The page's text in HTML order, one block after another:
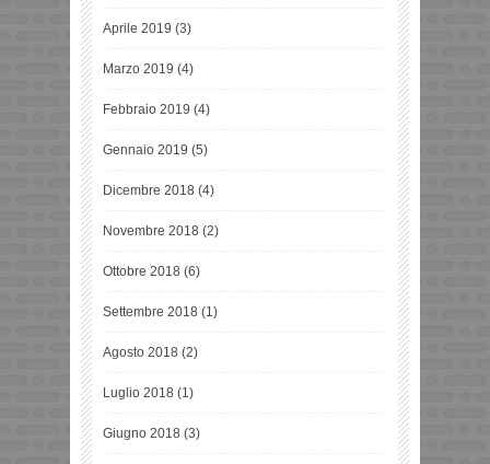
Aprile 2019 (3)
Marzo 2019 (4)
Febbraio 2019 (4)
Gennaio 2019 (5)
Dicembre 2018 (4)
Novembre 2018 (2)
Ottobre 2018 (6)
Settembre 2018 (1)
Agosto 2018 (2)
Luglio 2018 (1)
Giugno 2018 (3)